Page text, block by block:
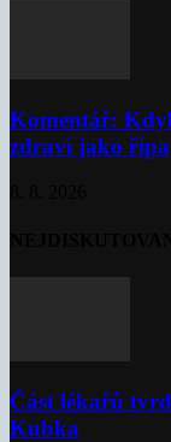
Komentář:
zdraví jako řípa
Část lékařů
Kubka